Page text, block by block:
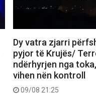
Dy vatra zjarri
pyjor të Krujës/
ndërhyrjen nga
vihen nën kontroll
09/08 21:25